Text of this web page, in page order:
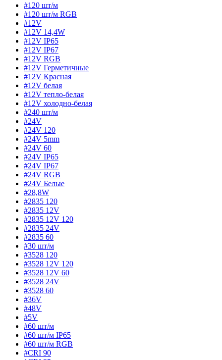
#120 шт/м
#120 шт/м RGB
#12V
#12V 14,4W
#12V IP65
#12V IP67
#12V RGB
#12V Герметичные
#12V Красная
#12V белая
#12V тепло-белая
#12V холодно-белая
#240 шт/м
#24V
#24V 120
#24V 5mm
#24V 60
#24V IP65
#24V IP67
#24V RGB
#24V Белые
#28,8W
#2835 120
#2835 12V
#2835 12V 120
#2835 24V
#2835 60
#30 шт/м
#3528 120
#3528 12V 120
#3528 12V 60
#3528 24V
#3528 60
#36V
#48V
#5V
#60 шт/м
#60 шт/м IP65
#60 шт/м RGB
#CRI 90